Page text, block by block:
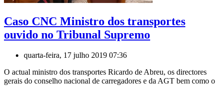
Caso CNC Ministro dos transportes
ouvido no Tribunal Supremo
quarta-feira, 17 julho 2019 07:36
O actual ministro dos transportes Ricardo de Abreu, os directores
gerais do conselho nacional de carregadores e da AGT bem como o